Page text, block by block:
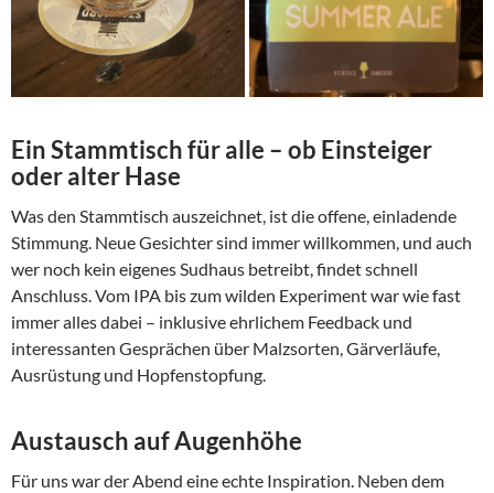
Ein Stammtisch für alle – ob Einsteiger
oder alter Hase
Was den Stammtisch auszeichnet, ist die offene, einladende
Stimmung. Neue Gesichter sind immer willkommen, und auch
wer noch kein eigenes Sudhaus betreibt, findet schnell
Anschluss. Vom IPA bis zum wilden Experiment war wie fast
immer alles dabei – inklusive ehrlichem Feedback und
interessanten Gesprächen über Malzsorten, Gärverläufe,
Ausrüstung und Hopfenstopfung.
Austausch auf Augenhöhe
Für uns war der Abend eine echte Inspiration. Neben dem